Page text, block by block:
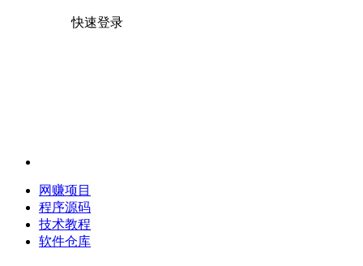
快速登录
网赚项目
程序源码
技术教程
软件仓库